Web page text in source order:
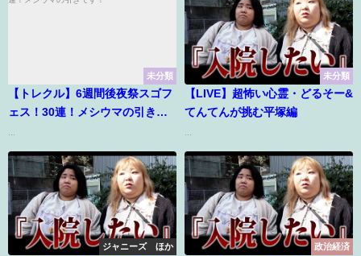
未分類
【トレクル】6週間後夜祭スゴフ
ェス！30連！メシウマの引きで
未分類
【LIVE】超怖い心霊・どるそー&
てんてんが挑む平塚編
ジャニーズ ほか 政治経済